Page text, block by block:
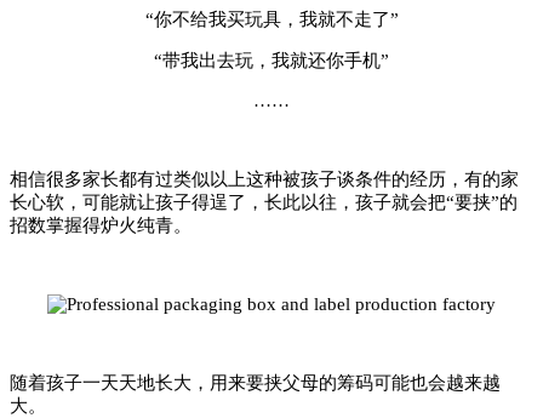
“你不给我买玩具，我就不走了”
“带我出去玩，我就还你手机”
……
相信很多家长都有过类似以上这种被孩子谈条件的经历，有的家
长心软，可能就让孩子得逞了，长此以往，孩子就会把“要挟”的
招数掌握得炉火纯青。
随着孩子一天天地长大，用来要挟父母的筹码可能也会越来越
大。